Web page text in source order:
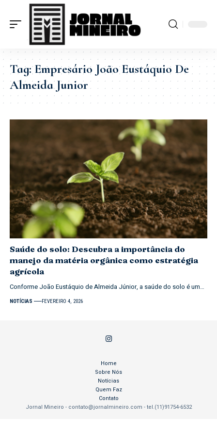
Tag:Empresário João Eustáquio De
Almeida Junior
Saúde do solo: Descubra a importância do
manejo da matéria orgânica como estratégia
agrícola
Conforme João Eustáquio de Almeida Júnior, a saúde do solo é um…
NOTÍCIAS FEVEREIRO 4, 2026
Jornal Mineiro - contato@jornalmineiro.com - tel.(11)91754-6532
Home
Sobre Nós
Notícias
Quem Faz
Contato